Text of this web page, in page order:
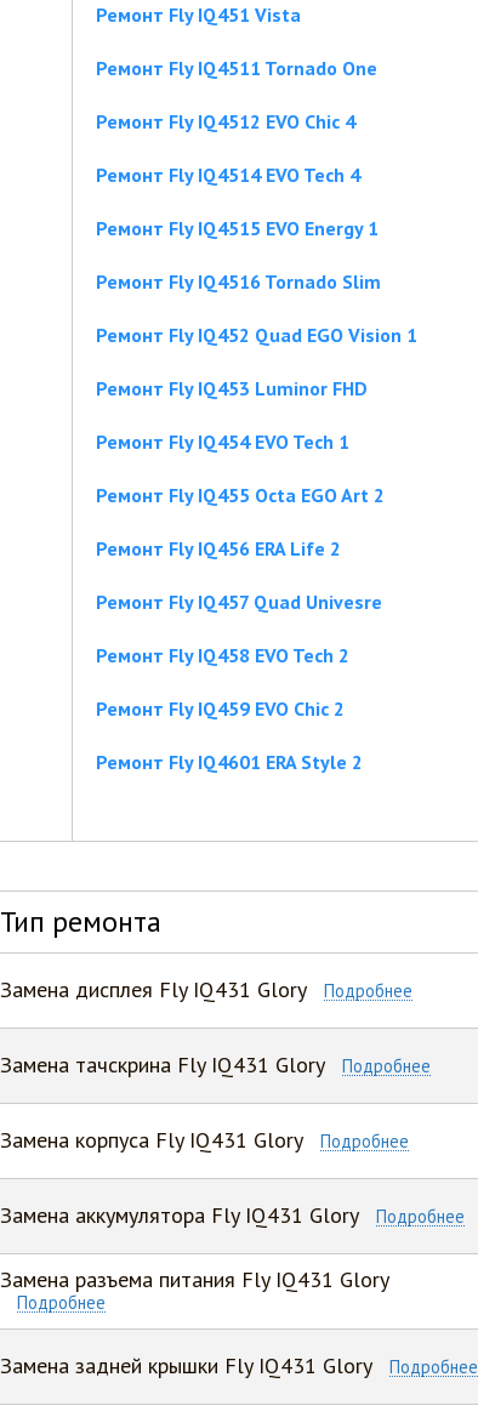
Ремонт Fly IQ451 Vista
Ремонт Fly IQ4511 Tornado One
Ремонт Fly IQ4512 EVO Chic 4
Ремонт Fly IQ4514 EVO Tech 4
Ремонт Fly IQ4515 EVO Energy 1
Ремонт Fly IQ4516 Tornado Slim
Ремонт Fly IQ452 Quad EGO Vision 1
Ремонт Fly IQ453 Luminor FHD
Ремонт Fly IQ454 EVO Tech 1
Ремонт Fly IQ455 Octa EGO Art 2
Ремонт Fly IQ456 ERA Life 2
Ремонт Fly IQ457 Quad Univesre
Ремонт Fly IQ458 EVO Tech 2
Ремонт Fly IQ459 EVO Chic 2
Ремонт Fly IQ4601 ERA Style 2
Тип ремонта
Замена дисплея Fly IQ431 Glory Подробнее
Замена тачскрина Fly IQ431 Glory Подробнее
Замена корпуса Fly IQ431 Glory Подробнее
Замена аккумулятора Fly IQ431 Glory Подробнее
Замена разъема питания Fly IQ431 Glory
Подробнее
Замена задней крышки Fly IQ431 Glory Подробнее